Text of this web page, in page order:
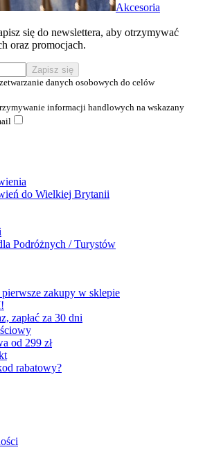
Akcesoria
się do newslettera, aby otrzymywać
oraz promocjach.
danych osobowych do celów
informacji handlowych na wskazany
do Wielkiej Brytanii
Podróżnych / Turystów
zakupy w sklepie
zapłać za 30 dni
od 299 zł
rabatowy?